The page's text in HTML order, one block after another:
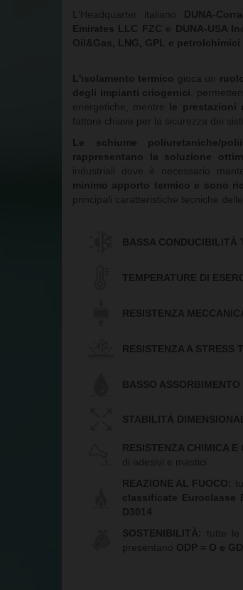
L'Headquarter italiano DUNA-
Emirates LLC FZC e DUNA-USA
Oil&Gas, LNG, GPL e
L'isolamento termico gioca un
degli impianti criogenici
,
energetiche, mentre le prestazioni
fattore chiave per la sicurezza dei
Le schiume poliuretaniche/
rappresentano la soluzione
industriali dove è necessario
minimo apporto termico e sono
principali caratteristiche tecniche
BASSA CONDUCIBILITÀ
TEMPERATURE DI
RESISTENZA
RESISTENZA A STRESS
BASSO
STABILITÀ
RESISTENZA CHIMICA E
di adesivi e mastici.
REAZIONE AL FUOCO:
classificate Euroclasse
D3014
SOSTENIBILITÀ:
tutte le
presentano ODP = O e